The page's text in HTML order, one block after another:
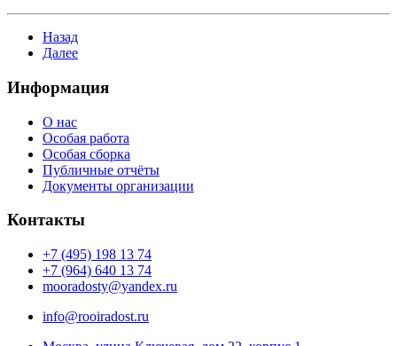
Назад
Далее
Информация
О нас
Особая работа
Особая сборка
Публичные отчёты
Документы организации
Контакты
+7 (495) 198 13 74
+7 (964) 640 13 74
mooradosty@yandex.ru
info@rooiradost.ru